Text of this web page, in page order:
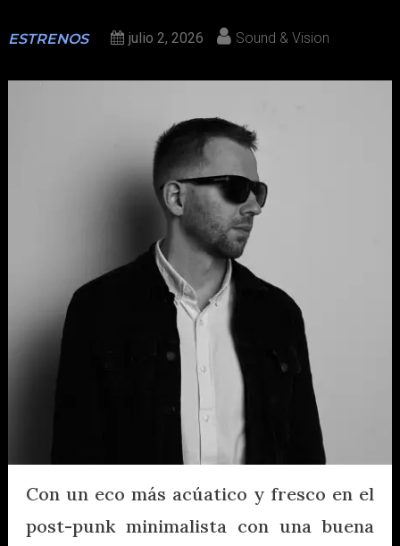
ESTRENOS julio 2, 2026 Sound & Vision
Con un eco más acúatico y fresco en el
post-punk minimalista con una buena